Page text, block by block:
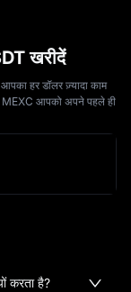
खरीदें
हर डॉलर ज़्यादा काम
MEXC आपको अपने पहले ही
करता है?